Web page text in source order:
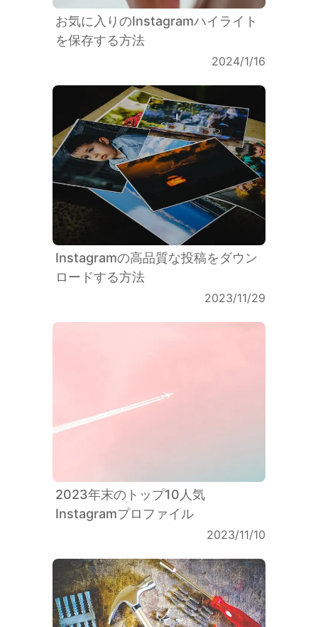
お気に入りのInstagramハイライト
を保存する方法
2024/1/16
Instagramの高品質な投稿をダウン
ロードする方法
2023/11/29
2023年末のトップ10人気
Instagramプロファイル
2023/11/10